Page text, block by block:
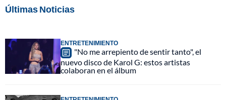
Últimas Noticias
ENTRETENIMIENTO
"No me arrepiento de sentir tanto", el
nuevo disco de Karol G: estos artistas
colaboran en el álbum